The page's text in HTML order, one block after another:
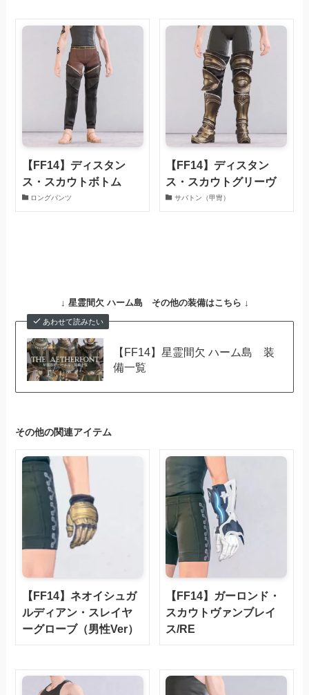
【FF14】ディスタン
ス・スカウトボトム
ロングパンツ
【FF14】ディスタン
ス・スカウトグリーヴ
サバトン（甲冑）
↓ 星霊間欠 ハーム島 その他の装備はこちら ↓
あわせて読みたい
【FF14】星霊間欠 ハーム島 装
備一覧
その他の関連アイテム
【FF14】ネオイシュガ
ルディアン・スレイヤ
ーグローブ（男性Ver）
【FF14】ガーロンド・
スカウトヴァンブレイ
ス/RE